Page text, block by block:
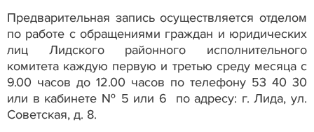
Предварительная запись осуществляется отделом
по работе с обращениями граждан и юридических
лиц Лидского районного исполнительного
комитета каждую первую и третью среду месяца с
9.00 часов до 12.00 часов по телефону 53 40 30
или в кабинете № 5 или 6 по адресу: г. Лида, ул.
Советская, д. 8.